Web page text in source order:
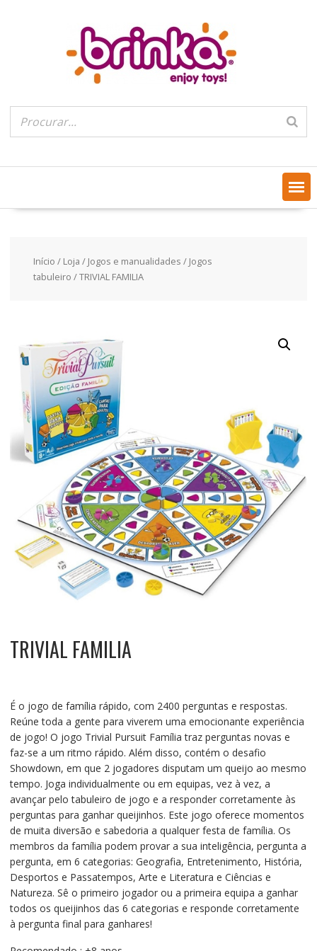
Início / Loja / Jogos e manualidades / Jogos
tabuleiro / TRIVIAL FAMILIA
TRIVIAL FAMILIA
É o jogo de família rápido, com 2400 perguntas e respostas.
Reúne toda a gente para viverem uma emocionante experiência
de jogo! O jogo Trivial Pursuit Família traz perguntas novas e
faz-se a um ritmo rápido. Além disso, contém o desafio
Showdown, em que 2 jogadores disputam um queijo ao mesmo
tempo. Joga individualmente ou em equipas, vez à vez, a
avançar pelo tabuleiro de jogo e a responder corretamente às
perguntas para ganhar queijinhos. Este jogo oferece momentos
de muita diversão e sabedoria a qualquer festa de família. Os
membros da família podem provar a sua inteligência, pergunta a
pergunta, em 6 categorias: Geografia, Entretenimento, História,
Desportos e Passatempos, Arte e Literatura e Ciências e
Natureza. Sê o primeiro jogador ou a primeira equipa a ganhar
todos os queijinhos das 6 categorias e responde corretamente
à pergunta final para ganhares!